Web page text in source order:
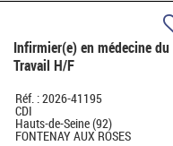
Infirmier(e) en médecine du
Travail H/F
Réf. : 2026-41195
CDI
Hauts-de-Seine (92)
FONTENAY AUX ROSES